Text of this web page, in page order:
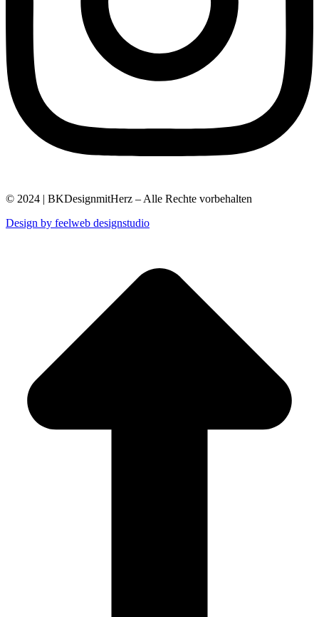
© 2024 | BKDesignmitHerz – Alle Rechte vorbehalten
Design by feelweb designstudio